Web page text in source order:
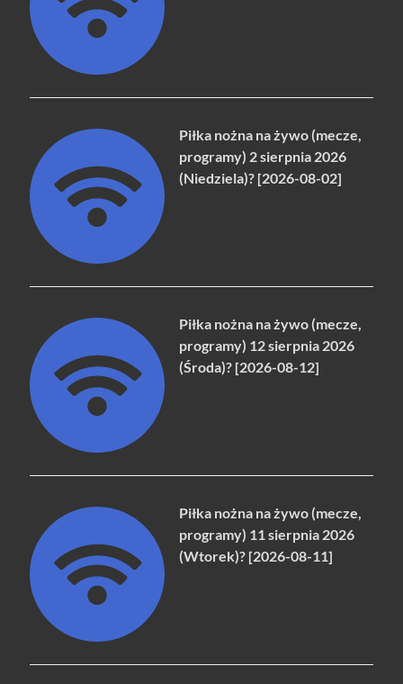
Piłka nożna na żywo (mecze,
programy) 2 sierpnia 2026
(Niedziela)? [2026-08-02]
Piłka nożna na żywo (mecze,
programy) 12 sierpnia 2026
(Środa)? [2026-08-12]
Piłka nożna na żywo (mecze,
programy) 11 sierpnia 2026
(Wtorek)? [2026-08-11]